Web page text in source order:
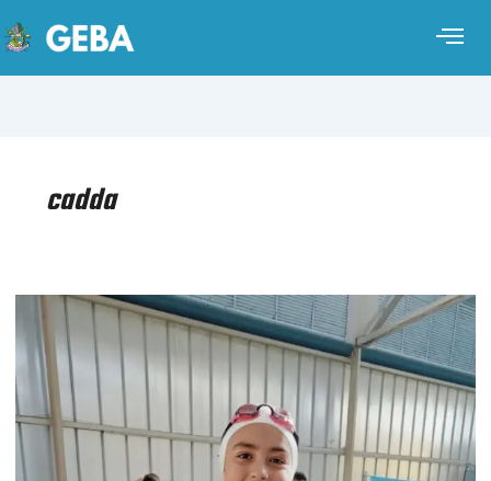
cadda
NATACIÓN
CAMPUS
PROYECCIÓN
SUDAMERICANA